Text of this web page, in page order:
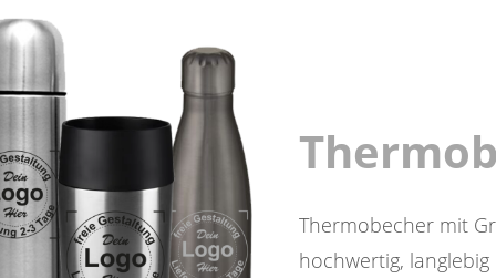
Thermobecher mit
hochwertig,